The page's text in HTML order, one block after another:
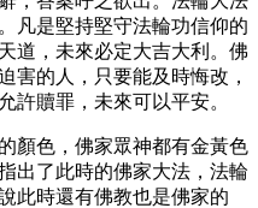
凡是堅持堅守法輪功信仰的
道，未來必定大吉大利。佛
害的人，只要能及時悔改，
許贖罪，未來可以平安。
顏色，佛家眾神都有金黃色
出了此時的佛家大法，法輪
此時還有佛教也是佛家的